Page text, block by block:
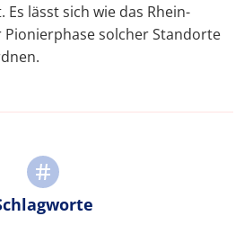
lässt sich wie das Rhein-
solcher Standorte